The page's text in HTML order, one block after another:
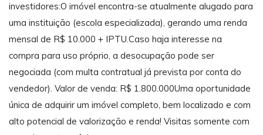
investidores:O imóvel encontra-se atualmente alugado para
uma instituição (escola especializada), gerando uma renda
mensal de R$ 10.000 + IPTU.Caso haja interesse na
compra para uso próprio, a desocupação pode ser
negociada (com multa contratual já prevista por conta do
vendedor). Valor de venda: R$ 1.800.000Uma oportunidade
única de adquirir um imóvel completo, bem localizado e com
alto potencial de valorização e renda! Visitas somente com